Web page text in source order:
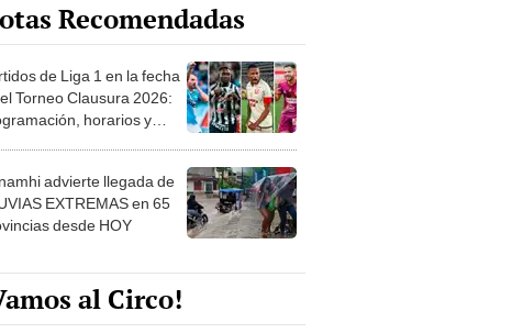
Recomendadas
de Liga 1 en la fecha
Torneo Clausura 2026:
horarios y
advierte llegada de
EXTREMAS en 65
desde HOY
al Circo!